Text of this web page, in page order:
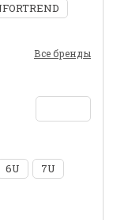
Все бренды
6U
7U